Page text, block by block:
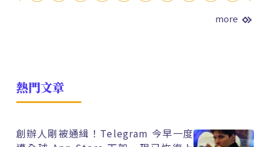
more
熱門文章
創辦人剛被通緝！Telegram 今早一度